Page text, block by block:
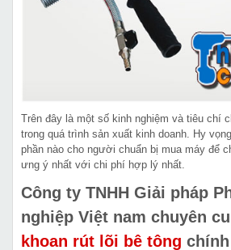
Trên đây là một số kinh nghiệm và tiêu chí
trong quá trình sản xuất kinh doanh. Hy
phần nào cho người chuẩn bị mua máy để
ưng ý nhất với chi phí hợp lý nhất.
Công ty TNHH Giải pháp
nghiệp Việt nam chuyên
khoan rút lõi bê tông